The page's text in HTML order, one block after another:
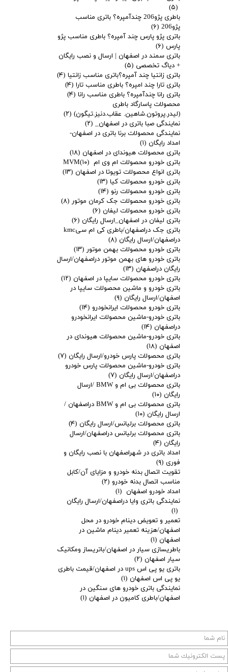
(۵)
باطری پژو206 چندآمپره؟ باتری مناسب
پژو206
(۶)
باتری پژو پارس چند آمپره؟ باطری مناسب پژو
پارس (۶)
باتری سمند در اصفهان | ارسال و نصب رایگان
+ دیاگ تخصصی (۵)
باتری زانتیا چند آمپره؟باتری مناسب زانتیا (۴)
باتری تارا چند امپره؟ باطری مناسب تارا (۴)
باتری رانا چندآمپره؟ باطری مناسب رانا (۴)
محصولات پاسارگاد باطری
(لیدر.پروتون.شاهین. عقاب.دنیز.تیگون) (۲)
نمایندگی صبا باتری در اصفهان_ (۲)
نمایندگی محصولات برنا باتری در اصفهان-
امداد رایگان (۱)
باتری محصولات هیوندای در اصفهان (۱۸)
باتری خودرو محصولات ام وی ام MVM (۱۰)
باتری انواع محصولات تویوتا در اصفهان (۱۳)
باتری خودرو محصولات کیا (۱۳)
باتری خودرو محصولات رنو (۱۴)
باتری خودرو محصولات جک کرمان موتور (۸)
باتری خودرو محصولات لیفان (۶)
باتری لیفان در اصفهان_ارسال رایگان (۶)
باتری جک دراصفهان/باطری کی ام سیkmc
دراصفهان/ارسال رایگان (۸)
باتری خودرو محصولات بهمن موتور (۱۳)
باتری خودرو های بهمن موتور دراصفهان/ارسال
رایگان دراصفهان (۱۳)
باتری خودرو محصولات سایپا در اصفهان (۱۲)
باتری خودرو و ماشین محصولات سایپا در
اصفهان/ارسال رایگان (۹)
باتری خودرو محصولات ایرانخودرو (۱۴)
باتری خودرو-ماشین محصولات ایرانخودرو
دراصفهان (۱۴)
باتری خودرو-ماشین محصولات هیوندای در
اصفهان (۱۸)
باتری محصولات پارس خودرو/ارسال رایگان (۷)
باتری خودرو-ماشین محصولات پارس خودرو
دراصفهان/ارسال رایگان (۷)
باتری محصولات بی ام و BMW /ارسال
رایگان (۱۰)
باتری محصولات بی ام و BMW دراصفهان /
ارسال رایگان (۱۰)
باتری محصولات برلیانس/ارسال رایگان (۴)
باتری محصولات برلیانس دراصفهان/ارسال
رایگان (۴)
امداد باتری در شهراصفهان با نصب رایگان و
فوری (۹)
تقویت اتصال بدنه خودرو و مزایای آن/کابل
مناسب اتصال بدنه خودرو (۲)
امداد خودرو اصفهان (۱)
نمایندگی باتری وایا دراصفهان/ارسال رایگان
(۱)
تعمیر و تعویض دینام خودرو در محل
اصفهان/هزینه تعمیر دینام ماشین در
اصفهان (۱)
باطریسازی سیار در اصفهان/باتریساز ومکانیک
سیار اصفهان (۲)
باتری یو پی اس ups در اصفهان/قیمت باطری
یو پی اس اصفهان (۱)
نمایندگی باتری خودرو های سنگین در
اصفهان/باطری کامیون در اصفهان (۱)